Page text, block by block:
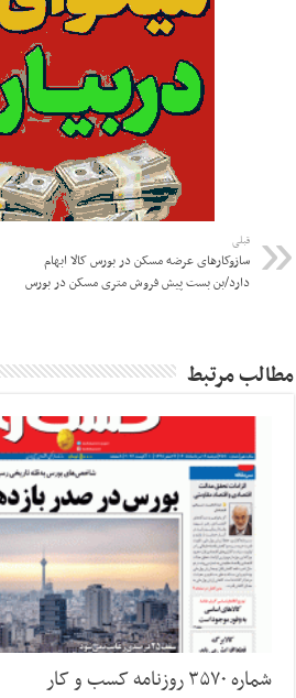
قبلی
سازوکارهای عرضه مسکن در بورس کالا ابهام
دارد/بن بست پیش فروش متری مسکن در بورس
مطالب مرتبط
شماره ۳۵۷۰ روزنامه کسب و کار